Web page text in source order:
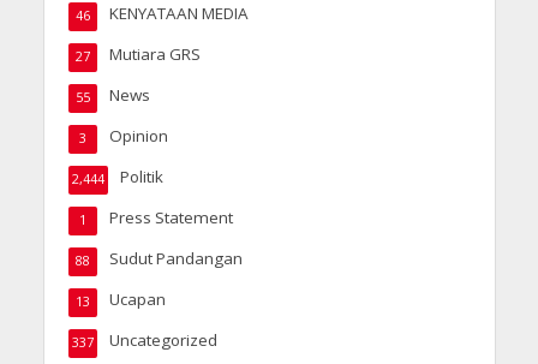
KENYATAAN MEDIA
46
Mutiara GRS
27
News
55
Opinion
3
Politik
2,444
Press Statement
1
Sudut Pandangan
88
Ucapan
13
Uncategorized
337